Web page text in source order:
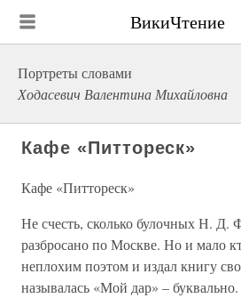
ВикиЧтение
Портреты словами
Ходасевич Валентина Михайловна
Кафе «Питтореск»
Кафе «Питтореск»
Не счесть, сколько булочных Н. Д.
разбросано по Москве. Но и мало
неплохим поэтом и издал книгу
называлась «Мой дар» –